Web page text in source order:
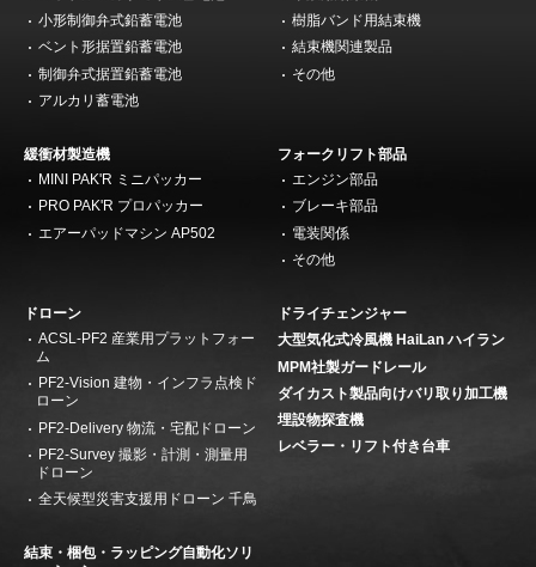
小形制御弁式鉛蓄電池
ベント形据置鉛蓄電池
制御弁式据置鉛蓄電池
アルカリ蓄電池
樹脂バンド用結束機
結束機関連製品
その他
緩衝材製造機
MINI PAK'R ミニパッカー
PRO PAK'R プロパッカー
エアーパッドマシン AP502
フォークリフト部品
エンジン部品
ブレーキ部品
電装関係
その他
ドローン
ACSL-PF2 産業用プラットフォー
ム
PF2-Vision 建物・インフラ点検ド
ローン
PF2-Delivery 物流・宅配ドローン
PF2-Survey 撮影・計測・測量用
ドローン
全天候型災害支援用ドローン 千鳥
ドライチェンジャー
大型気化式冷風機 HaiLan ハイラン
MPM社製ガードレール
ダイカスト製品向けバリ取り加工機
埋設物探査機
レベラー・リフト付き台車
結束・梱包・ラッピング自動化ソリ